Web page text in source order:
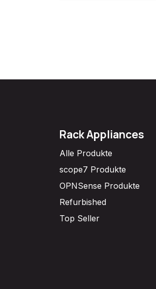
Rack Appliances
Alle Produkte
scope7 Produkte
OPNSense Produkte
Refurbished
Top Seller